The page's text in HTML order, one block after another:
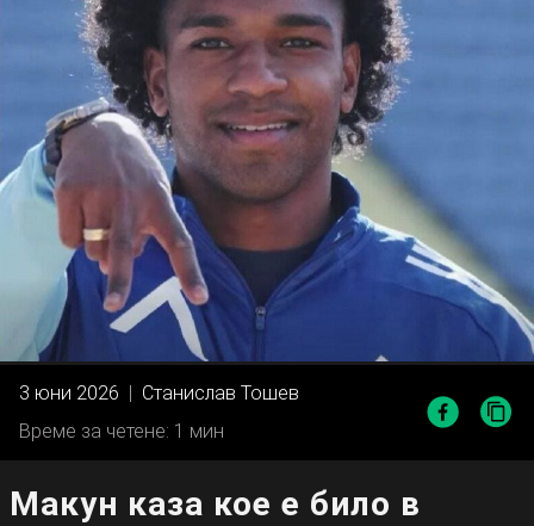
3 юни 2026
Станислав Тошев
Време за четене: 1 мин
Макун каза кое е било в